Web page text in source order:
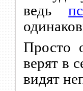
ведь
Просто
верят в
видят